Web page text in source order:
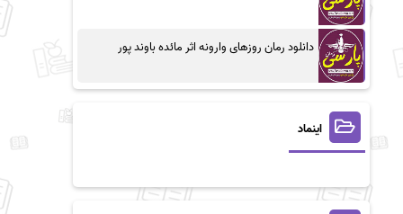
دانلود رمان روزهای وارونه اثر مائده باوند پور
اینماد